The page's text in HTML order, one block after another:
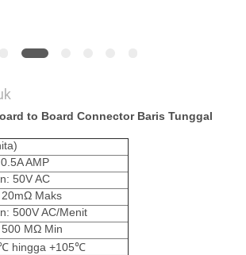
to Board Connector Baris Tunggal
AMP
50V AC
20mΩ Maks
500V AC/Menit
MΩ Min
hingga +105℃